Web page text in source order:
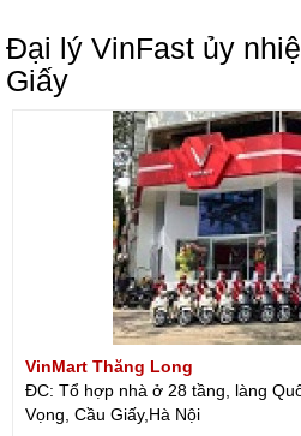
Đại lý VinFast ủy
Giấy
VinMart Thăng Long
ĐC: Tổ hợp nhà ở 28 tầng, làng
Vọng, Cầu Giấy,Hà Nội